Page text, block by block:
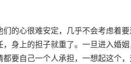
们的心很难安定，几乎不会考虑着
身上的担子就重了。一旦进入婚姻
要自己一个人承担，一想起这个